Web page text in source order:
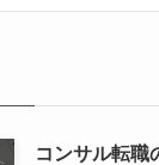
コンサル転職